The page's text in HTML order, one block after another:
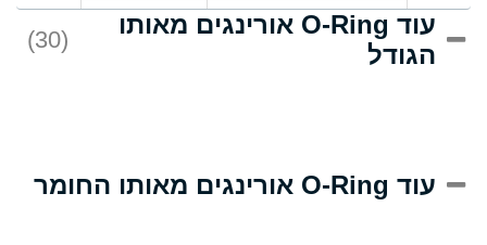
Acrlylonitrile
D
Adipic Acid
(Aqueous)
עוד O-Ring אורינגים מאותו
הגודל
(30)
עוד O-Ring אורינגים מאותו החומר